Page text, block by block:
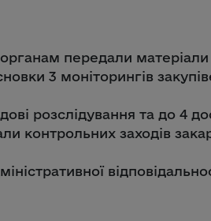
передали матеріали
3 моніторингів
розслідування та до 4
контрольних заходів